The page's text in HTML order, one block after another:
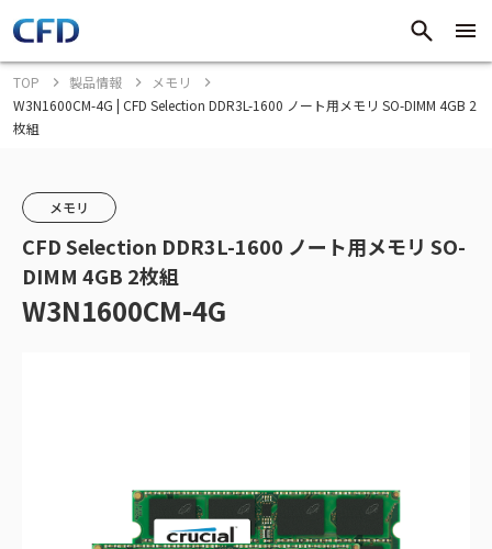
TOP 製品情報
メモリ
W3N1600CM-4G | CFD Selection DDR3L-1600 ノート用メモリ SO-DIMM 4GB 2
枚組
メモリ
CFD Selection DDR3L-1600 ノート用メモリ SO-
DIMM 4GB 2枚組
W3N1600CM-4G